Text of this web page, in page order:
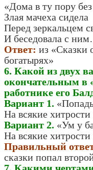
«Дома в ту пору без
Злая мачеха сидела
Перед зеркальцем
И беседовала с
Ответ: из «Сказки
богатырях»
6. Какой из двух
окончательным в
работнике его
Вариант 1.
На всякие хитрости
Вариант 2. «Ум у
На всякие хитрости
Правильный
сказки попал